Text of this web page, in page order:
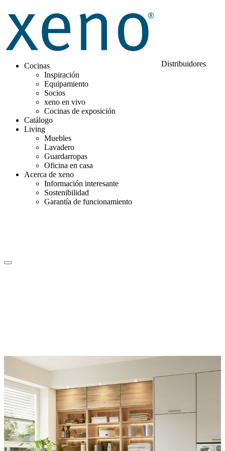
Cocinas
Inspiración
Equipamiento
Socios
xeno en vivo
Cocinas de exposición
Catálogo
Living
Muebles
Lavadero
Guardarropas
Oficina en casa
Acerca de xeno
Información interesante
Sostenibilidad
Garantía de funcionamiento
Distribuidores